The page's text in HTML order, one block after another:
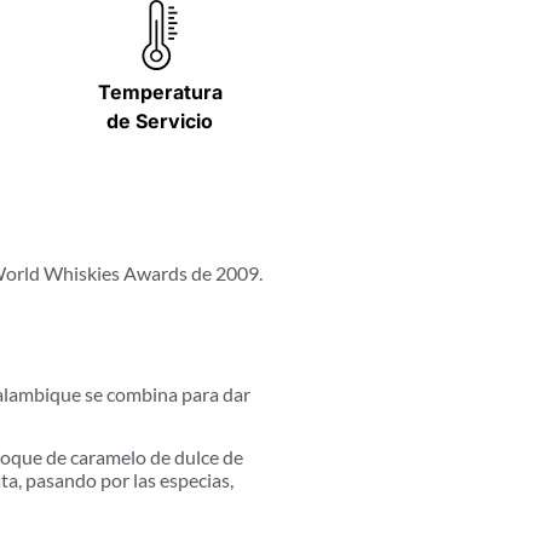
Temperatura
de Servicio
Whiskies Awards de 2009.
se combina para dar
de caramelo de dulce de
pasando por las especias,